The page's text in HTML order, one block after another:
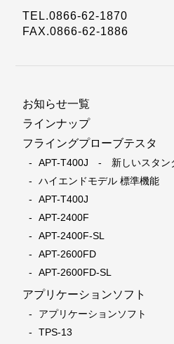
TEL.0866-62-1870
FAX.0866-62-1886
お知らせ一覧
ラインナップ
フライングプローブテスタ
APT-T400J - 新しいスタン
ハイエンドモデル 標準機能
APT-T400J
APT-2400F
APT-2400F-SL
APT-2600FD
APT-2600FD-SL
アプリケーションソフト
アプリケーションソフト
TPS-13